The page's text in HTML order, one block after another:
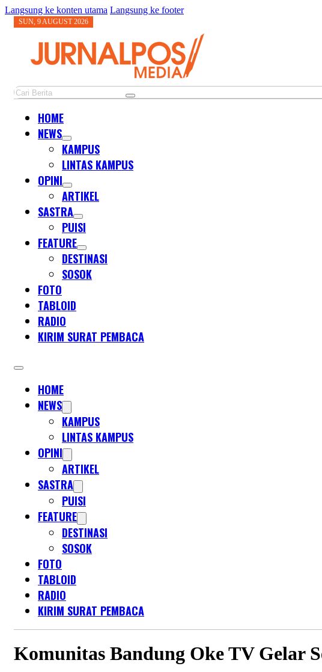
Langsung ke konten utama Langsung ke footer
SUN, 9 AUGUST 2026
Cari
HOME
NEWS
KAMPUS
LINTAS KAMPUS
OPINI
ARTIKEL
SASTRA
PUISI
FEATURE
DESTINASI
SOSOK
FOTO
TABLOID
RADIO
KIRIM SURAT PEMBACA
HOME
NEWS
KAMPUS
LINTAS KAMPUS
OPINI
ARTIKEL
SASTRA
PUISI
FEATURE
DESTINASI
SOSOK
FOTO
TABLOID
RADIO
KIRIM SURAT PEMBACA
Komunitas Bandung Oke TV Gelar